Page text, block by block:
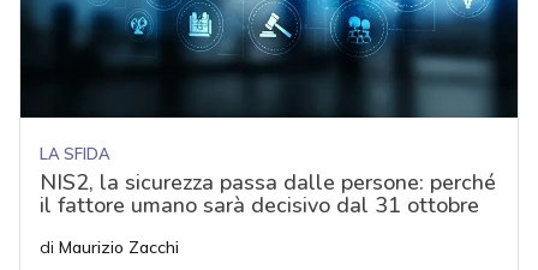
LA SFIDA
NIS2, la sicurezza passa dalle persone: perché
il fattore umano sarà decisivo dal 31 ottobre
di Maurizio Zacchi